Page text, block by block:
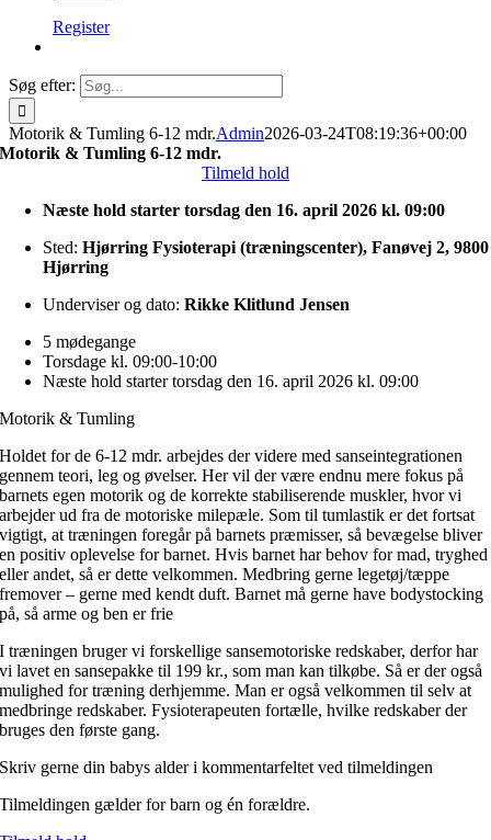
Register
Søg efter:
Motorik & Tumling 6-12 mdr.Admin2026-03-24T08:19:36+00:00
Motorik & Tumling 6-12 mdr.
Tilmeld hold
Næste hold starter torsdag den 16. april 2026 kl. 09:00
Sted:Hjørring Fysioterapi (træningscenter), Fanøvej 2, 9800
Hjørring
Underviser og dato:Rikke Klitlund Jensen
5 mødegange
Torsdage kl. 09:00-10:00
Næste hold starter torsdag den 16. april 2026 kl. 09:00
Motorik & Tumling
Holdet for de 6-12 mdr. arbejdes der videre med sanseintegrationen
gennem teori, leg og øvelser. Her vil der være endnu mere fokus på
barnets egen motorik og de korrekte stabiliserende muskler, hvor vi
arbejder ud fra de motoriske milepæle. Som til tumlastik er det fortsat
vigtigt, at træningen foregår på barnets præmisser, så bevægelse bliver
en positiv oplevelse for barnet. Hvis barnet har behov for mad, tryghed
eller andet, så er dette velkommen. Medbring gerne legetøj/tæppe
fremover – gerne med kendt duft. Barnet må gerne have bodystocking
på, så arme og ben er frie
I træningen bruger vi forskellige sansemotoriske redskaber, derfor har
vi lavet en sansepakke til 199 kr., som man kan tilkøbe. Så er der også
mulighed for træning derhjemme. Man er også velkommen til selv at
medbringe redskaber. Fysioterapeuten fortælle, hvilke redskaber der
bruges den første gang.
Skriv gerne din babys alder i kommentarfeltet ved tilmeldingen
Tilmeldingen gælder for barn og én forældre.